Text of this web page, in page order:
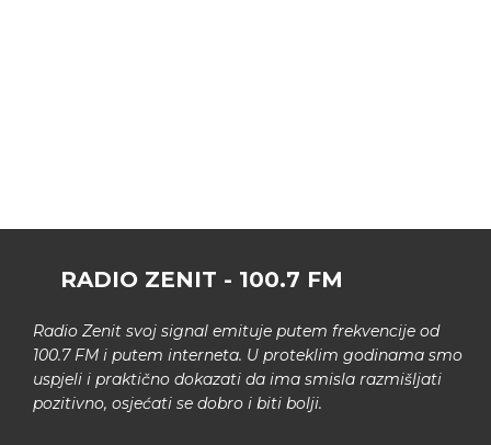
RADIO ZENIT - 100.7 FM
Radio Zenit svoj signal emituje putem frekvencije od
100.7 FM i putem interneta. U proteklim godinama smo
uspjeli i praktično dokazati da ima smisla razmišljati
pozitivno, osjećati se dobro i biti bolji.